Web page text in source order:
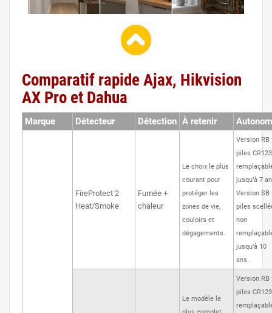
Comparatif rapide Ajax, Hikvision
AX Pro et Dahua
Marque Détecteur Détection À retenir
FireProtect 2
Heat/Smoke
Fumée +
chaleur
Le choix le plus
courant pour
protéger les
zones de vie,
couloirs et
dégagements.
Version RB
piles
jusqu’à 7
Version SB
piles
non
jusqu’à 10
ans.
Le modèle le
Version RB
piles